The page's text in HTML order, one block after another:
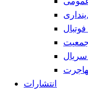
سریال
انتشارات